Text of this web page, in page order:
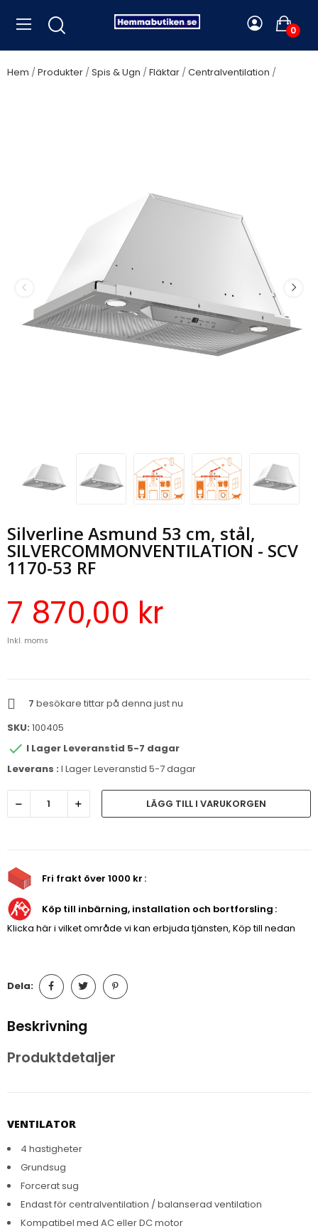
0
Hem Produkter Spis & Ugn Fläktar
Centralventilation
Silverline Asmund 53 cm, stål,
SILVERCOMMONVENTILATION - SCV
1170-53 RF
7 870,00 kr
Inkl. moms
7 besökare tittar på denna just nu
SKU: 100405
 I Lager Leveranstid 5-7 dagar
Leverans : I Lager Leveranstid 5-7 dagar
LÄGG TILL I VARUKORGEN
Fri frakt över 1000 kr
Köp till inbärning, installation och bortforsling
Klicka här i vilket område vi kan erbjuda tjänsten, Köp till nedan
Dela:
Beskrivning
Produktdetaljer
VENTILATOR
4 hastigheter
Grundsug
Forcerat sug
Endast för centralventilation / balanserad ventilation
Kompatibel med AC eller DC motor